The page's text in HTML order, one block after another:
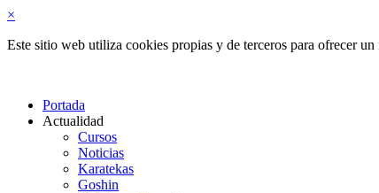
×
Este sitio web utiliza cookies propias y de terceros para ofrecer
Portada
Actualidad
Cursos
Noticias
Karatekas
Goshin